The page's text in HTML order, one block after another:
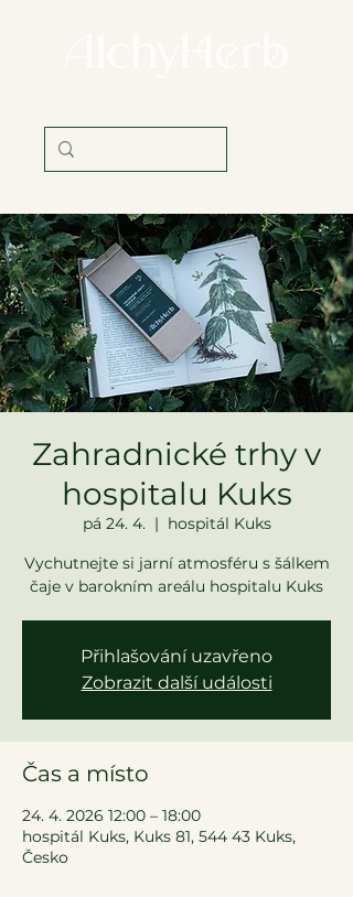
Zahradnické trhy v
hospitalu Kuks
pá 24. 4.
  |
hospitál Kuks
Vychutnejte si jarní atmosféru s šálkem
čaje v barokním areálu hospitalu Kuks
Přihlašování uzavřeno
Zobrazit další události
Čas a místo
24. 4. 2026 12:00 – 18:00
hospitál Kuks, Kuks 81, 544 43 Kuks,
Česko